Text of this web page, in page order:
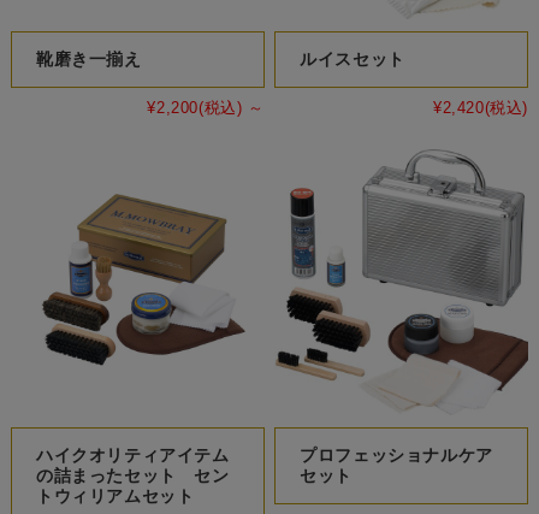
靴磨き一揃え
¥2,200(税込) ～
ルイスセット
¥2,420(税込)
ハイクオリティアイテム
の詰まったセット セン
トウィリアムセット
プロフェッショナルケア
セット